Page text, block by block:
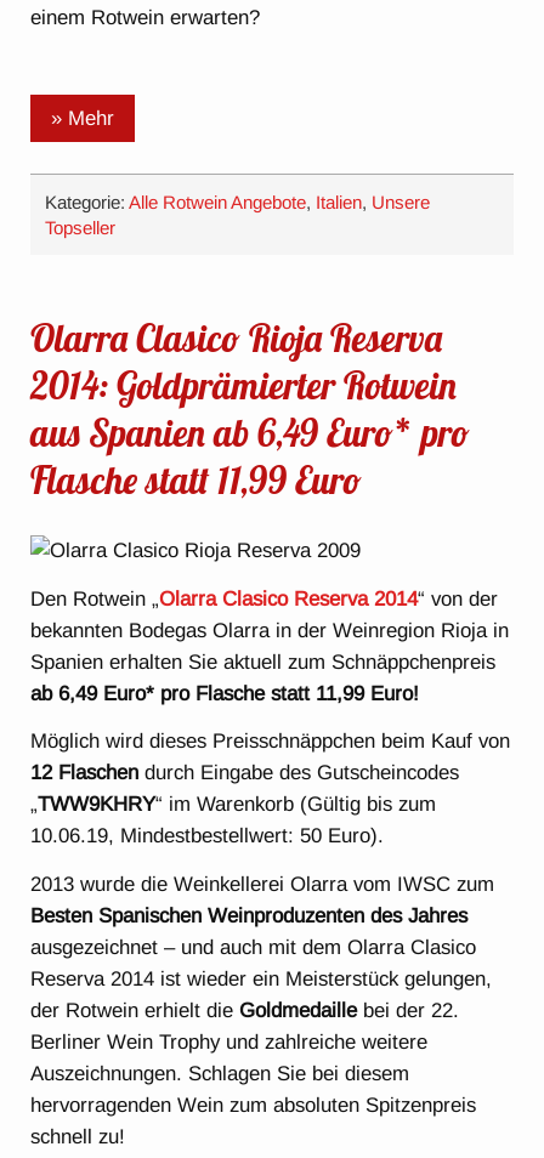
einem Rotwein erwarten?
» Mehr
Kategorie:Alle Rotwein Angebote, Italien, Unsere
Topseller
Olarra Clasico Rioja Reserva
2014: Goldprämierter Rotwein
aus Spanien ab 6,49 Euro* pro
Flasche statt 11,99 Euro
Den Rotwein „Olarra Clasico Reserva 2014“ von der
bekannten Bodegas Olarra in der Weinregion Rioja in
Spanien erhalten Sie aktuell zum Schnäppchenpreis
ab 6,49 Euro* pro Flasche statt 11,99 Euro!
Möglich wird dieses Preisschnäppchen beim Kauf von
12 Flaschen durch Eingabe des Gutscheincodes
„TWW9KHRY“ im Warenkorb (Gültig bis zum
10.06.19, Mindestbestellwert: 50 Euro).
2013 wurde die Weinkellerei Olarra vom IWSC zum
Besten Spanischen Weinproduzenten des Jahres
ausgezeichnet – und auch mit dem Olarra Clasico
Reserva 2014 ist wieder ein Meisterstück gelungen,
der Rotwein erhielt dieGoldmedaillebei der 22.
Berliner Wein Trophy und zahlreiche weitere
Auszeichnungen. Schlagen Sie bei diesem
hervorragenden Wein zum absoluten Spitzenpreis
schnell zu!